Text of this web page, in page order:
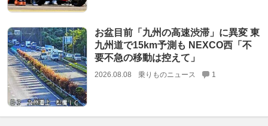
お盆目前「九州の高速渋滞」に異変 東
九州道で15km予測も NEXCO西「不
要不急の移動は控えて」
2026.08.08 乗りものニュース 1